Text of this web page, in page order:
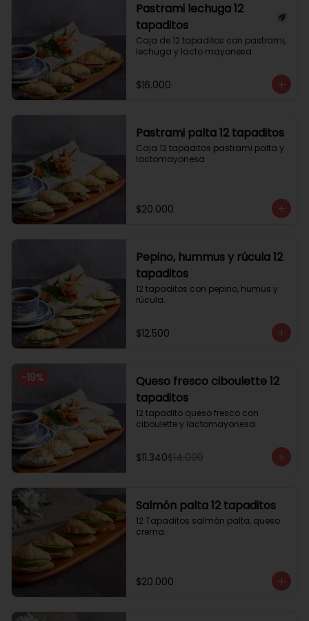
Pastrami lechuga 12
tapaditos
Caja de 12 tapaditos con pastrami,
lechuga y lacto mayonesa
$16.000
Pastrami palta 12 tapaditos
Caja 12 tapaditos pastrami palta y
lactomayonesa
$20.000
Pepino, hummus y rúcula 12
tapaditos
12 tapaditos con pepino, humus y
rúcula.
$12.500
-19%
Queso fresco ciboulette 12
tapaditos
12 tapadito queso fresco con
ciboulette y lactomayonesa
$11.340$14.000
Salmón palta 12 tapaditos
12 Tapaditos salmón palta, queso
crema.
$20.000